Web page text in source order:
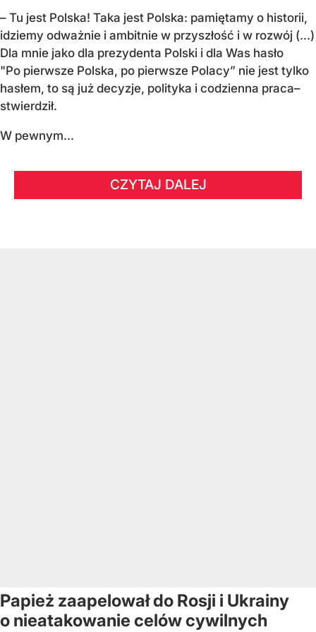
– Tu jest Polska! Taka jest Polska: pamiętamy o historii,
idziemy odważnie i ambitnie w przyszłość i w rozwój (...)
Dla mnie jako dla prezydenta Polski i dla Was hasło
"Po pierwsze Polska, po pierwsze Polacy” nie jest tylko
hasłem, to są już decyzje, polityka i codzienna praca–
stwierdził.
W pewnym...
CZYTAJ DALEJ
Papież zaapelował do Rosji i Ukrainy
o nieatakowanie celów cywilnych